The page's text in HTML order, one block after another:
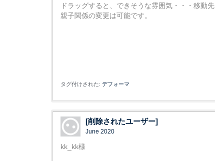
ドラッグすると、できそうな雰囲気・・・移動
親子関係の変更は可能です。
タグ付けされた: デフォーマ
[削除されたユーザー]
June 2020
kk_kk様